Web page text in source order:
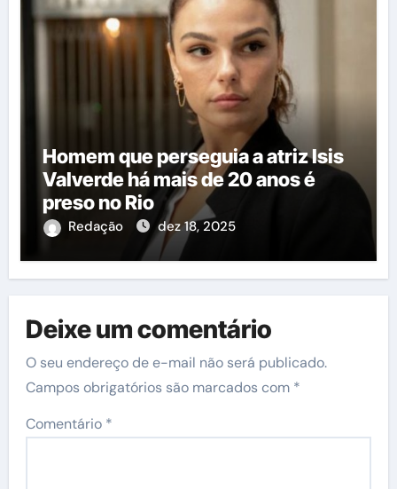
Homem que perseguia a atriz Isis
Valverde há mais de 20 anos é
preso no Rio
Redação dez 18, 2025
Deixe um comentário
O seu endereço de e-mail não será publicado.
Campos obrigatórios são marcados com *
Comentário *